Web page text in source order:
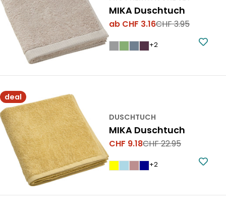
MIKA Duschtuch
Verkaufspreis
ab CHF 3.16
Regulärer
Preis
CHF 3.95
+2
deal
DUSCHTUCH
MIKA Duschtuch
Verkaufspreis
CHF 9.18
Regulärer
Preis
CHF 22.95
+2